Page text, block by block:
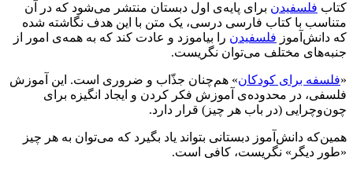
کتاب فلسفیدن برای پایه‌ی اول دبستان منتشر می‌شود که در آن
متناسب با کتاب فارسی درسی، یک متن با این هدف نگاشته شده
که دانش‌آموز فلسفیدن را بیاموزد و عادت کند که به همه‌ی امور از
جنبه‌های مختلف می‌توان نگریست.
«فلسفه برای کودکان» هم‌چنان جذّاب و ضروری است. این آموزش
فلسفی، در محدوده‌ی آموزش فکر کردن و ایجاد انگیزه برای
چون‌و‌چرایی (در باب هر چیز) قرار دارد.
همین‌که دانش‌آموز دبستانی بتواند یاد بگیرد که می‌توان به هر چیز
«طور دیگر» نگریست، کافی است.